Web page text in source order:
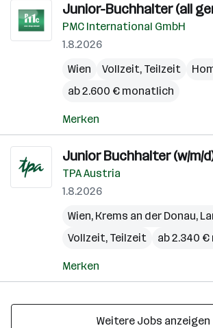
Junior-Buchhalter (all
PMC International GmbH
1.8.2026
Wien
Vollzeit, Teilzeit
ab 2.600 € monatlich
Merken
Junior Buchhalter (w/m/
TPA Austria
1.8.2026
Wien, Krems an der Donau,
Vollzeit, Teilzeit
ab 2.340
Merken
Weitere Jobs anzeigen